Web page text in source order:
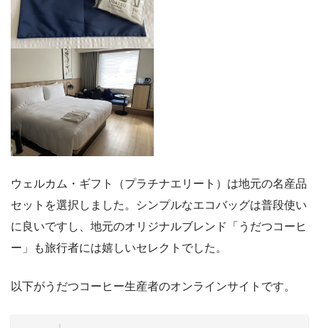
ウェルカム・ギフト（プラチナエリート）は地元の名産品
セットを選択しました。シンプルなエコバッグは普段使い
に良いですし、地元のオリジナルブレンド「うだつコーヒ
ー」も旅行者には嬉しいセレクトでした。
以下がうだつコーヒー生産者のオンラインサイトです。